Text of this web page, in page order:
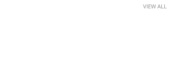
VIEW ALL